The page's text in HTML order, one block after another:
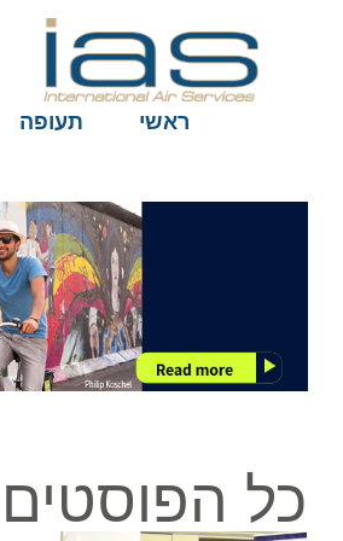
ראשי תעופה
כל הפוסטים